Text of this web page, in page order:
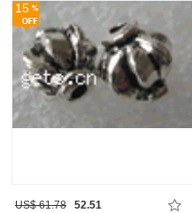
15
US$ 61.78 52.51